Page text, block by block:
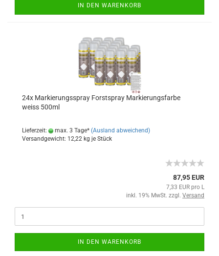
IN DEN WARENKORB
24x Markierungsspray Forstspray Markierungsfarbe
weiss 500ml
Lieferzeit: max. 3 Tage* (Ausland abweichend)
Versandgewicht: 12,22 kg je Stück
87,95 EUR
7,33 EUR pro L
inkl. 19% MwSt. zzgl. Versand
IN DEN WARENKORB